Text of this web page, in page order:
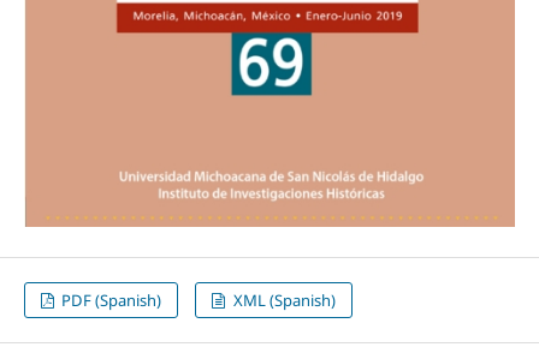
PDF (Spanish) XML (Spanish)